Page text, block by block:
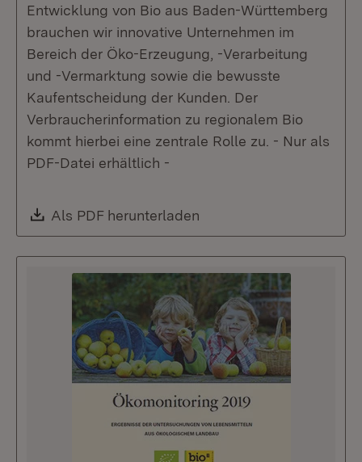
Entwicklung von Bio aus Baden-Württemberg
brauchen wir innovative Unternehmen im
Bereich der Öko-Erzeugung, -Verarbeitung
und -Vermarktung sowie die bewusste
Kaufentscheidung der Kunden. Der
Verbraucherinformation zu regionalem Bio
kommt hierbei eine zentrale Rolle zu. - Nur als
PDF-Datei erhältlich -
Download:
Als PDF herunterladen